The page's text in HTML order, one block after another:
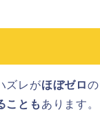
ズレがほぼゼロ
ことも あります。